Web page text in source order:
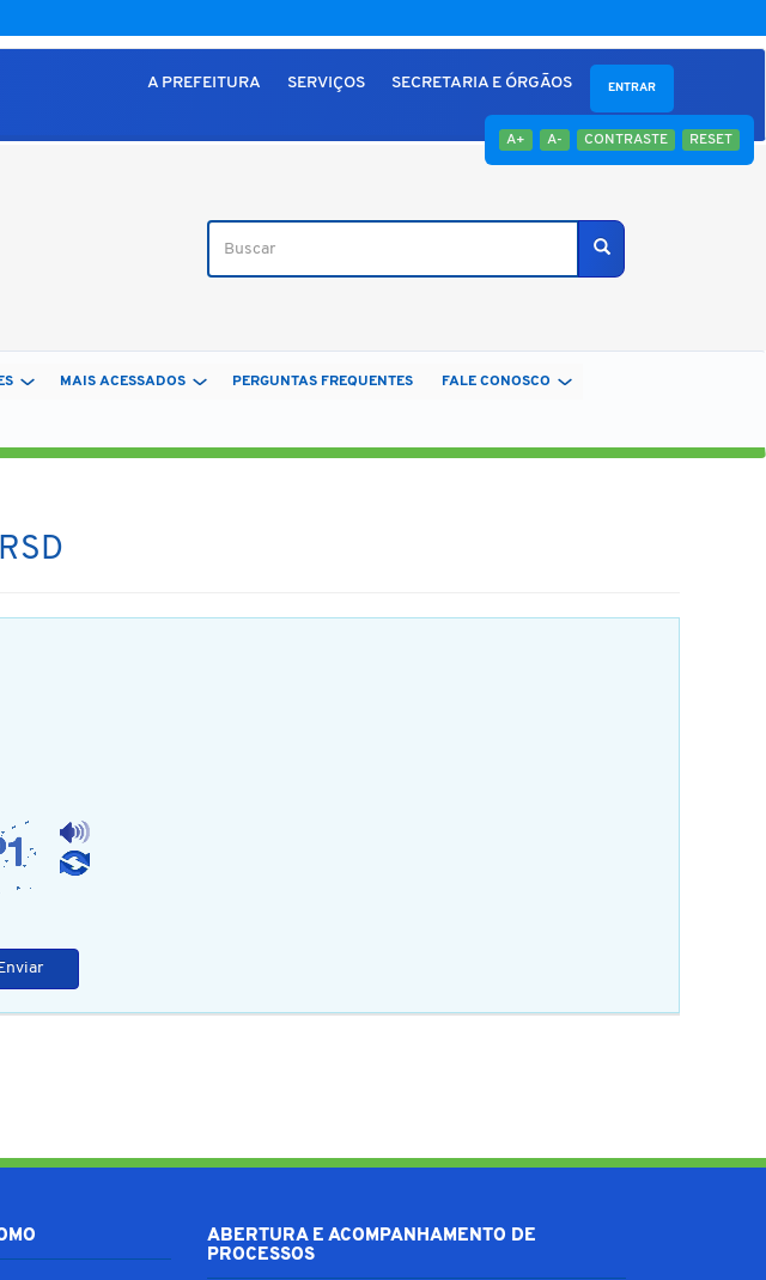
A+ A- CONTRASTE RESET
A PREFEITURA SERVIÇOS SECRETARIA E ÓRGÃOS
Buscar
ENTRAR
MAIS ACESSADOS PERGUNTAS FREQUENTES FALE CONOSCO
ABERTURA E ACOMPANHAMENTO DE
PROCESSOS